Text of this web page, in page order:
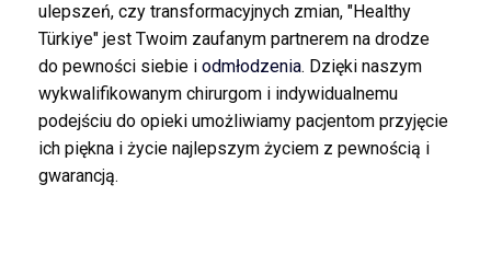
ulepszeń, czy transformacyjnych zmian, "Healthy
Türkiye" jest Twoim zaufanym partnerem na drodze
do pewności siebie i odmłodzenia. Dzięki naszym
wykwalifikowanym chirurgom i indywidualnemu
podejściu do opieki umożliwiamy pacjentom przyjęcie
ich piękna i życie najlepszym życiem z pewnością i
gwarancją.